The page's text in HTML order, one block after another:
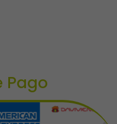
Pago